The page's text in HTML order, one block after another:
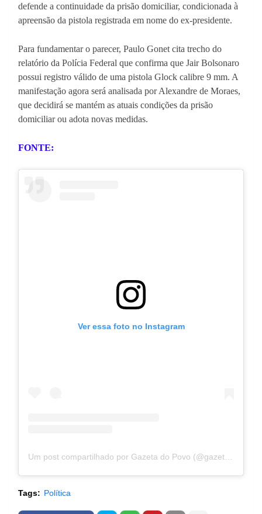
defende a continuidade da prisão domiciliar, condicionada à
apreensão da pistola registrada em nome do ex-presidente.
Para fundamentar o parecer, Paulo Gonet cita trecho do
relatório da Polícia Federal que confirma que Jair Bolsonaro
possui registro válido de uma pistola Glock calibre 9 mm. A
manifestação agora será analisada por Alexandre de Moraes,
que decidirá se mantém as atuais condições da prisão
domiciliar ou adota novas medidas.
FONTE:
Ver essa foto no Instagram
Tags: Política